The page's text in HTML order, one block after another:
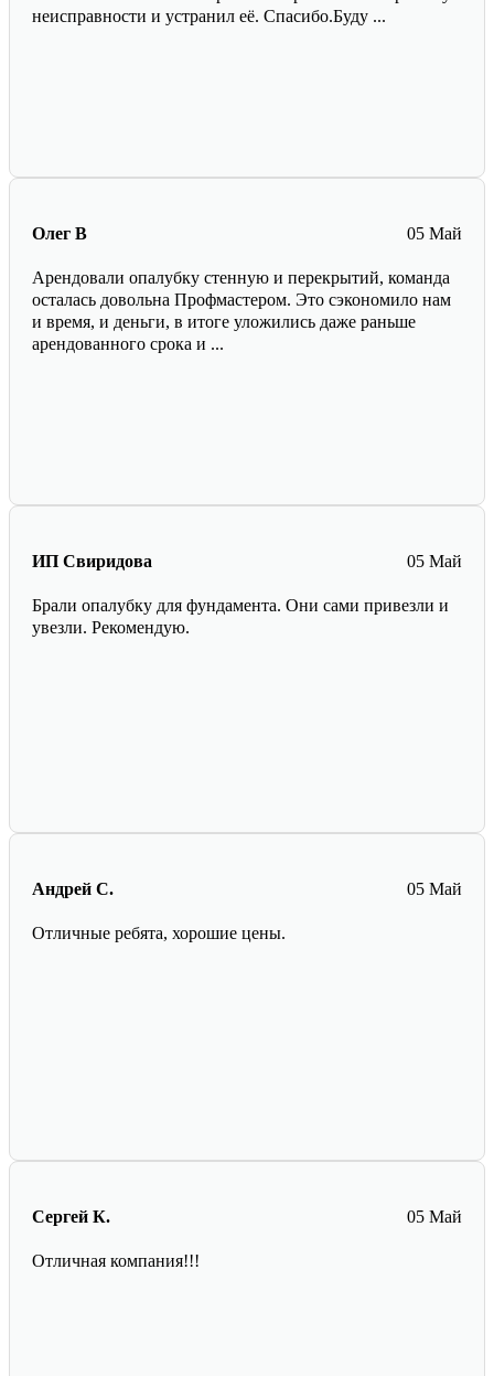
неисправности и устранил её. Спасибо.Буду ...
05 Май
Олег В
Арендовали опалубку стенную и перекрытий, команда
осталась довольна Профмастером. Это сэкономило нам
и время, и деньги, в итоге уложились даже раньше
арендованного срока и ...
05 Май
ИП Свиридова
Брали опалубку для фундамента. Они сами привезли и
увезли. Рекомендую.
05 Май
Андрей С.
Отличные ребята, хорошие цены.
05 Май
Сергей К.
Отличная компания!!!